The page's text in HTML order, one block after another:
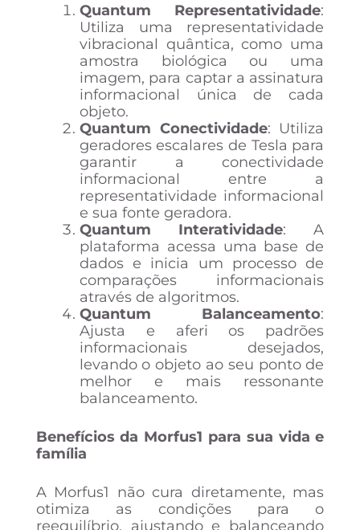
Quantum Representatividade:
Utiliza uma representatividade
vibracional quântica, como uma
amostra biológica ou uma
imagem, para captar a assinatura
informacional única de cada
objeto.
Quantum Conectividade: Utiliza
geradores escalares de Tesla para
garantir a conectividade
informacional entre a
representatividade informacional
e sua fonte geradora.
Quantum Interatividade: A
plataforma acessa uma base de
dados e inicia um processo de
comparações informacionais
através de algoritmos.
Quantum Balanceamento:
Ajusta e aferi os padrões
informacionais desejados,
levando o objeto ao seu ponto de
melhor e mais ressonante
balanceamento.
Benefícios da Morfus1 para sua vida e
família
A Morfus1 não cura diretamente, mas
otimiza as condições para o
reequilíbrio, ajustando e balanceando